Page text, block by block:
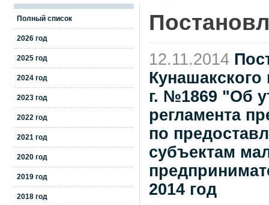
Полный список
2026 год
2025 год
2024 год
2023 год
2022 год
2021 год
2020 год
2019 год
2018 год
12.11.2014
Кунашакского
г. №1869 "Об
регламента
по
субъектам
2014 год